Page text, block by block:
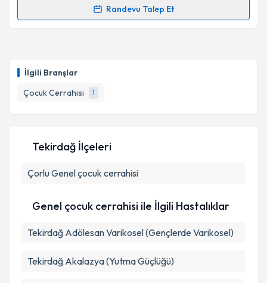
İlgili Branşlar
Çocuk Cerrahisi
1
Randevu Talep Et
E-posta Adresiniz
Kişisel verilerimin işlenmesine ilişkin
Metni 'ni okudum ve kişisel verilerimin belirtilen
Takvim Talebini Gönder
Tekirdağ İlçeleri
ÇorluGenel çocuk cerrahisi
Genel çocuk cerrahisi ile İlgili Hastalıklar
Tekirdağ Adölesan Varikosel (Gençlerde Varikosel)
Tekirdağ Akalazya (Yutma Güçlüğü)